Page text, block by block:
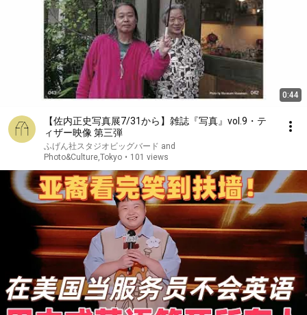
0:44
【佐内正史写真展7/31から】雑誌『写真』vol.9・テ
ィザー映像 第三弾
ふげん社スタジオビッグバード and
Photo&Culture,Tokyo • 101 views